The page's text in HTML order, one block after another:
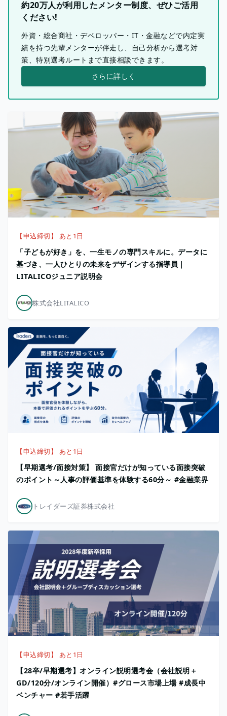
約20万人が利用したメンター制度、ぜひご活用
ください!
外資・総合商社・デベロッパー・IT・金融などで内定実
績を持つ先輩メンターが伴走し、自己分析から選考対
策、特別選考ルートまで直接相談できます。
さらに詳しく
【申込締切】 あと1日
「子どもが好き」を、一生モノの専門スキルに。データに
基づき、一人ひとりの未来をデザインする指導員｜
LITALICOジュニア説明会
株式会社LITALICO
【申込締切】 あと1日
【早期選考/面接対策】 面接官だけが知っている面接突破
のポイント～人事の評価基準を体験する60分～ #金融業界
トレイダーズ証券株式会社
【申込締切】 あと1日
【28卒/早期選考】オンライン説明選考会（会社説明＋
GD/120分/オンライン開催）#グロース市場上場 #成長中
ベンチャー #若手活躍